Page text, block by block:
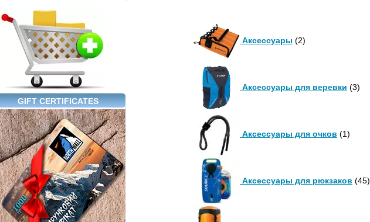
GIFT CERTIFICATES
Аксессуары (2)
Аксессуары для веревки (3)
Аксессуары для очков (1)
Аксессуары для рюкзаков (45)